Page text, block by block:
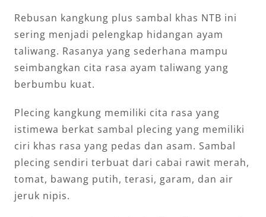
Rebusan kangkung plus sambal khas NTB ini
sering menjadi pelengkap hidangan ayam
taliwang. Rasanya yang sederhana mampu
seimbangkan cita rasa ayam taliwang yang
berbumbu kuat.
Plecing kangkung memiliki cita rasa yang
istimewa berkat sambal plecing yang memiliki
ciri khas rasa yang pedas dan asam. Sambal
plecing sendiri terbuat dari cabai rawit merah,
tomat, bawang putih, terasi, garam, dan air
jeruk nipis.